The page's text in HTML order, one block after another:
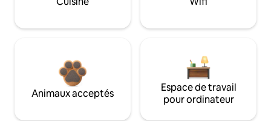
Animaux acceptés
Espace de travail
pour ordinateur